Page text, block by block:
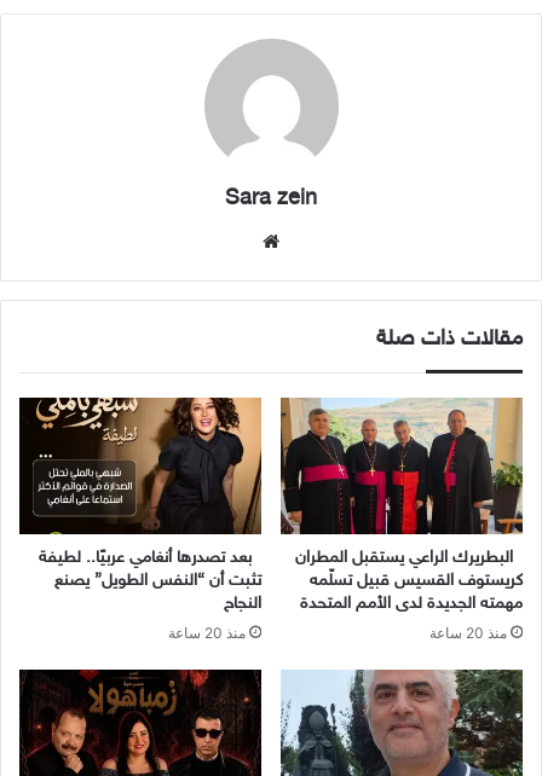
Sara zein
مقالات ذات صلة
البطريرك الراعي يستقبل المطران
كريستوف القسيس قبيل تسلّمه
مهمته الجديدة لدى الأمم المتحدة
منذ 20 ساعة
بعد تصدرها أنغامي عربيًا.. لطيفة
تثبت أن “النفس الطويل” يصنع
النجاح
منذ 20 ساعة